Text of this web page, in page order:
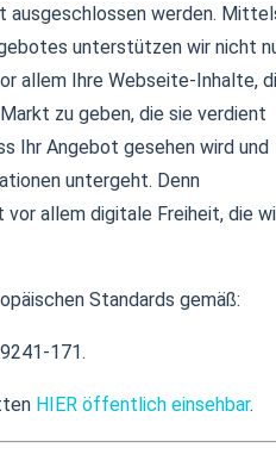
ausgeschlossen werden.
unterstützen wir nicht
allem Ihre Webseite-Inhalte,
zu geben, die sie verdient
Ihr Angebot gesehen wird und
untergeht. Denn
allem digitale Freiheit, die
Standards gemäß:
171.
HIER öffentlich einsehbar.